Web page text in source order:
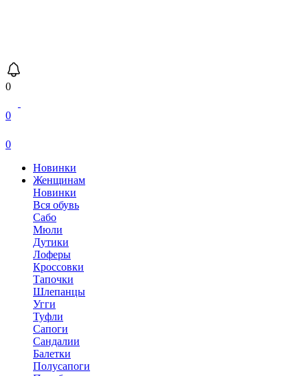
0
0
0
Новинки
Женщинам
Новинки
Вся обувь
Сабо
Мюли
Дутики
Лоферы
Кроссовки
Тапочки
Шлепанцы
Угги
Туфли
Сапоги
Сандалии
Балетки
Полусапоги